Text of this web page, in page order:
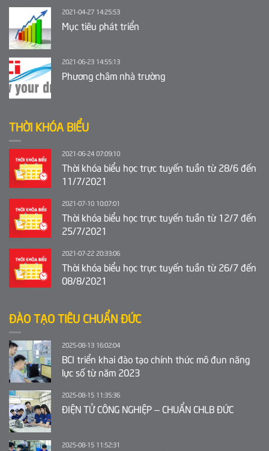
2021-04-27 14:25:53
Mục tiêu phát triển
2021-06-23 14:55:13
Phương châm nhà trường
THỜI KHÓA BIỂU
2021-06-24 07:09:10
Thời khóa biểu học trực tuyến tuần từ 28/6 đến
11/7/2021
2021-07-10 10:07:01
Thời khóa biểu học trực tuyến tuần từ 12/7 đến
25/7/2021
2021-07-22 20:33:06
Thời khóa biểu học trực tuyến tuần từ 26/7 đến
08/8/2021
ĐÀO TẠO TIÊU CHUẨN ĐỨC
2025-08-13 16:02:04
BCI triển khai đào tạo chính thức mô đun năng
lực số từ năm 2023
2025-08-15 11:35:36
ĐIỆN TỬ CÔNG NGHIỆP – CHUẨN CHLB ĐỨC
2025-08-15 11:52:31